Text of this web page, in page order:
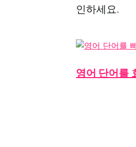
인하세요.
영어 단어를